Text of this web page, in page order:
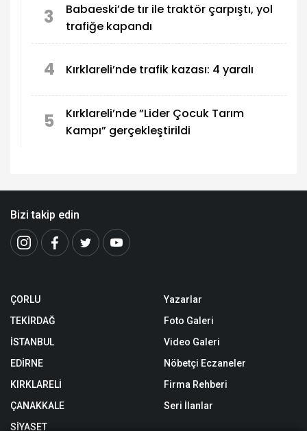
3
Babaeski’de tır ile traktör çarpıştı, yol
trafiğe kapandı
4 Kırklareli’nde trafik kazası: 4 yaralı
5
Kırklareli’nde ”Lider Çocuk Tarım
Kampı” gerçekleştirildi
Bizi takip edin
ÇORLU
TEKİRDAĞ
İSTANBUL
EDİRNE
KIRKLARELİ
ÇANAKKALE
SİYASET
Yazarlar
Foto Galeri
Video Galeri
Nöbetçi Eczaneler
Firma Rehberi
Seri İlanlar